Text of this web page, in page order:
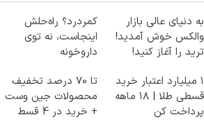
به دنیای عالی بازار
والکس خوش آمدید!
ترید را آغاز کنید!
کمردرد؟ راه‌حلش
اینجاست، نه توی
داروخونه
۱ میلیارد اعتبار خرید
قسطی طلا | ۱۸ ماهه
پرداخت کن
تا 70 درصد تخفیف
محصولات جین وست
+ خرید در 4 قسط